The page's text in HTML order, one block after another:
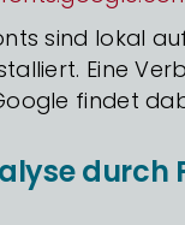
sind lokal
Eine
findet
durch